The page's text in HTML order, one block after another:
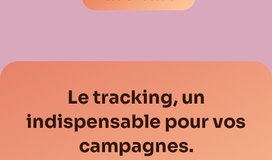
Le tracking, un
indispensable pour vos
campagnes.